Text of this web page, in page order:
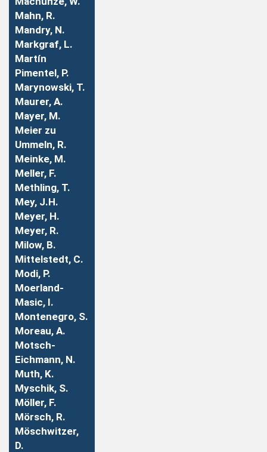
Mahn, R.
Mandry, N.
Markgraf, L.
Martín
Pimentel, P.
Marynowski, T.
Maurer, A.
Mayer, M.
Meier zu
Ummeln, R.
Meinke, M.
Meller, F.
Methling, T.
Mey, J.H.
Meyer, H.
Meyer, R.
Milow, B.
Mittelstedt, C.
Modi, P.
Moerland-
Masic, I.
Montenegro, S.
Moreau, A.
Motsch-
Eichmann, N.
Muth, K.
Myschik, S.
Möller, F.
Mörsch, R.
Möschwitzer,
D.